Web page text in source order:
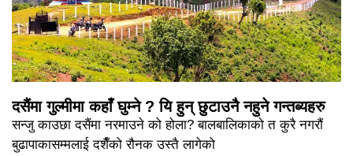
दसैंमा गुल्मीमा कहाँ घुम्ने ? यि हुन् छुटाउनै नहुने गन्तब्यहरु
सन्जु काउछा दसैंमा नरमाउने को होला? बालबालिकाको त कुरै नगरौं
बुढापाकासम्मलाई दशैँको रौनक उस्तै लागेको